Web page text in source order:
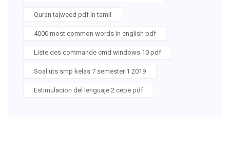
Quran tajweed pdf in tamil
4000 most common words in english pdf
Liste des commande cmd windows 10 pdf
Soal uts smp kelas 7 semester 1 2019
Estimulacion del lenguaje 2 cepe pdf